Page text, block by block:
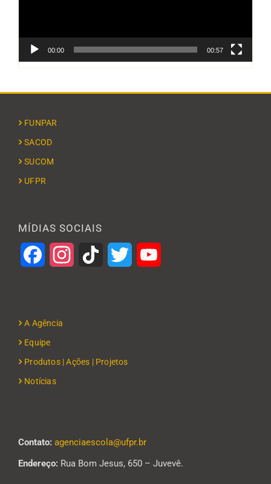
00:00 00:57
FUNPAR
SACOD
SUCOM
UFPR
MÍDIAS SOCIAIS
FacebookInstagramTikTok Twitter
A Agência
Equipe
Produtos | Ações | Projetos
Notícias
Contato: agenciaescola@ufpr.br
Endereço: Rua Bom Jesus, 650 – Juvevê.